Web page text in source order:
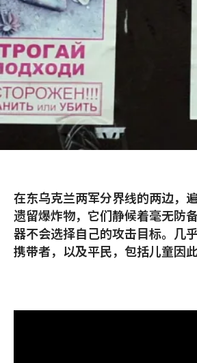
在东乌克兰两军分界线的两边，
遗留爆炸物，它们静候着毫无防
器不会选择自己的攻击目标。几
携带者，以及平民，包括儿童因